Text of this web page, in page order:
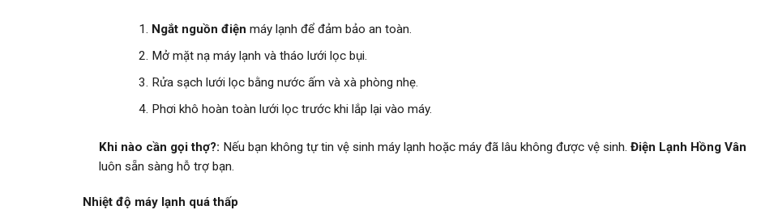
Ngắt nguồn điện máy lạnh để đảm bảo an toàn.
Mở mặt nạ máy lạnh và tháo lưới lọc bụi.
Rửa sạch lưới lọc bằng nước ấm và xà phòng nhẹ.
Phơi khô hoàn toàn lưới lọc trước khi lắp lại vào máy.
Khi nào cần gọi thợ?: Nếu bạn không tự tin vệ sinh máy lạnh hoặc máy đã lâu không được vệ sinh. Điện Lạnh Hồng Vân
luôn sẵn sàng hỗ trợ bạn.
Nhiệt độ máy lạnh quá thấp